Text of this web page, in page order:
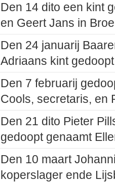
Den 14 dito een kint
en Geert Jans in
Den 24 januarij
Adriaans kint
Den 7 februarij
Cools, secretaris, en
Den 21 dito Pieter
gedoopt genaamt
Den 10 maart
koperslager ende